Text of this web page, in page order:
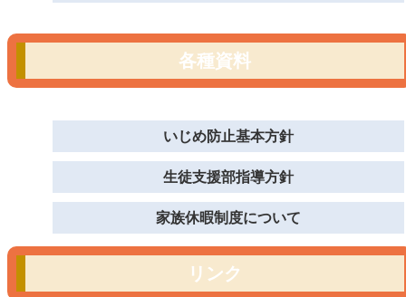
各種資料
いじめ防止基本方針
生徒支援部指導方針
家族休暇制度について
リンク